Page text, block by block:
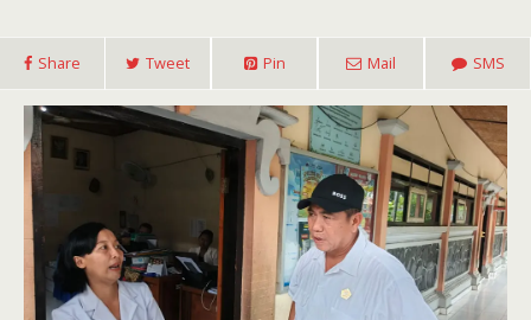
Share Tweet Pin Mail SMS